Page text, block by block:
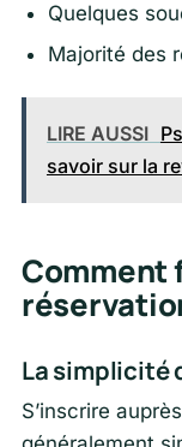
Quelques
Majorité des
LIRE AUSSI
savoir sur la
Comment
La simplicité
S’inscrire